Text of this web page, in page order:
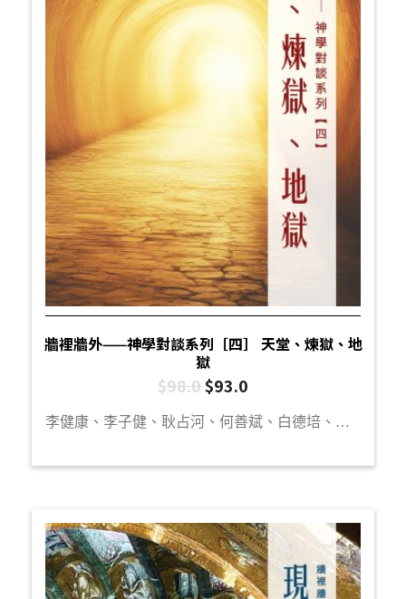
牆裡牆外——神學對談系列［四］ 天堂、煉獄、地
獄
$98.0$93.0
李健康、李子健、耿占河、何善斌、白德培、袁浩俊、陳曉琪、李一帆、楊文傑